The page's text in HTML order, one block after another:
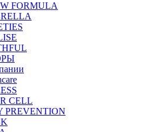
FORMULA
CELL
PREVENTION